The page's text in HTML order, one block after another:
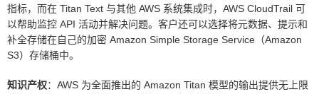
指标，而在 Titan Text 与其他 AWS 系统集成时，AWS CloudTrail 可
以帮助监控 API 活动并解决问题。客户还可以选择将元数据、提示和
补全存储在自己的加密 Amazon Simple Storage Service（Amazon
S3）存储桶中。
知识产权：AWS 为全面推出的 Amazon Titan 模型的输出提供无上限